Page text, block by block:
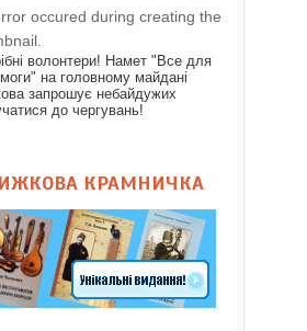
occured during creating the
волонтери! Намет "Все для
на головному майдані
запрошує небайдужих
до чергувань!
КРАМНИЧКА